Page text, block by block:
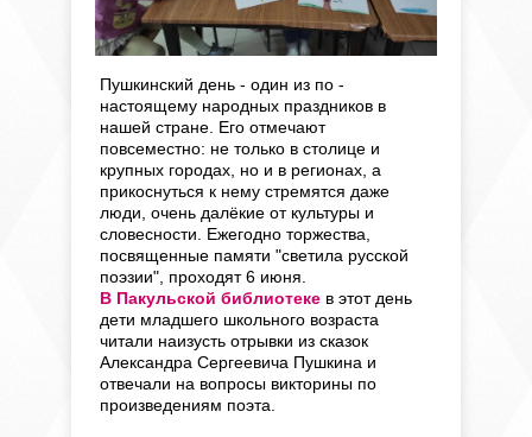
Пушкинский день - один из по -
настоящему народных праздников в
нашей стране. Его отмечают
повсеместно: не только в столице и
крупных городах, но и в регионах, а
прикоснуться к нему стремятся даже
люди, очень далёкие от культуры и
словесности. Ежегодно торжества,
посвященные памяти "светила русской
поэзии", проходят 6 июня.
В Пакульской библиотеке вэтот день
дети младшего школьного возраста
читали наизусть отрывки из сказок
Александра Сергеевича Пушкина и
отвечали на вопросы викторины по
произведениям поэта.